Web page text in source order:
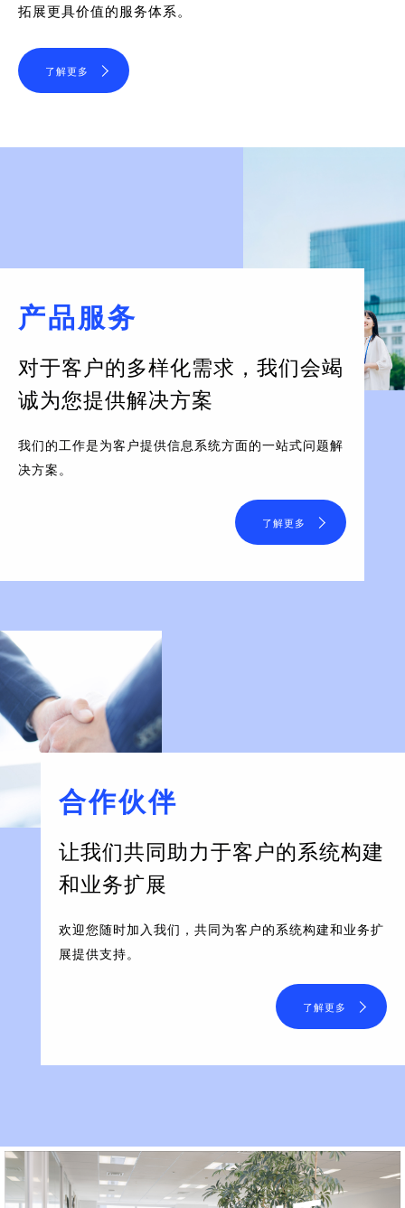
拓展更具价值的服务体系。
了解更多
产品服务
对于客户的多样化需求， 我们会竭
诚为您提供解决方案
我们的工作是为客户提供信息系统方面的一站式问题解
决方案。
了解更多
合作伙伴
让我们共同助力于客户的系统构建
和业务扩展
欢迎您随时加入我们，共同为客户的系统构建和业务扩
展提供支持。
了解更多